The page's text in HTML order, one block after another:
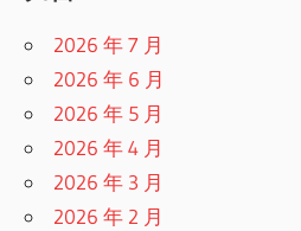
2026 年 7 月
2026 年 6 月
2026 年 5 月
2026 年 4 月
2026 年 3 月
2026 年 2 月